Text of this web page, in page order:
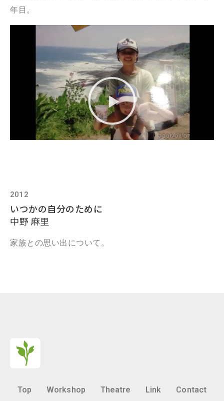
年目。
2012
いつかの自分のために
中野 麻里
家族との思い出について。
Top Workshop Theatre Link Contact